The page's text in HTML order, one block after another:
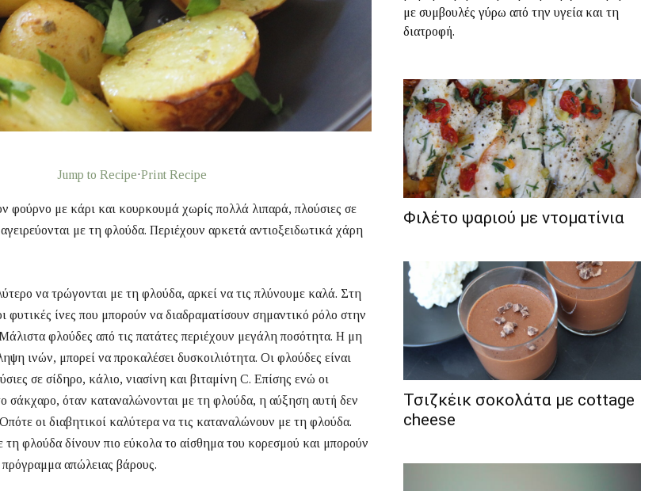
Jump to Recipe·Print Recipe
φούρνο με κάρι και κουρκουμά χωρίς πολλά λιπαρά, πλούσιες σε
με τη φλούδα. Περιέχουν αρκετά αντιοξειδωτικά χάρη
να τρώγονται με τη φλούδα, αρκεί να τις πλύνουμε καλά. Στη
φυτικές ίνες που μπορούν να διαδραματίσουν σημαντικό ρόλο στην
Μάλιστα φλούδες από τις πατάτες περιέχουν μεγάλη ποσότητα. Η μη
ινών, μπορεί να προκαλέσει δυσκοιλιότητα. Οι φλούδες είναι
σε σίδηρο, κάλιο, νιασίνη και βιταμίνη C. Επίσης ενώ οι
σάκχαρο, όταν καταναλώνονται με τη φλούδα, η αύξηση αυτή δεν
οι διαβητικοί καλύτερα να τις καταναλώνουν με τη φλούδα.
τη φλούδα δίνουν πιο εύκολα το αίσθημα του κορεσμού και μπορούν
απώλειας βάρους.
με συμβουλές γύρω από την υγεία και τη
διατροφή.
Φιλέτο ψαριού με ντοματίνια
Τσιζκέικ σοκολάτα με cottage
cheese